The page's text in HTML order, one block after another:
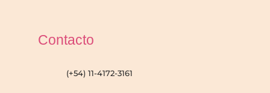
Contacto
(+54) 11-4172-3161